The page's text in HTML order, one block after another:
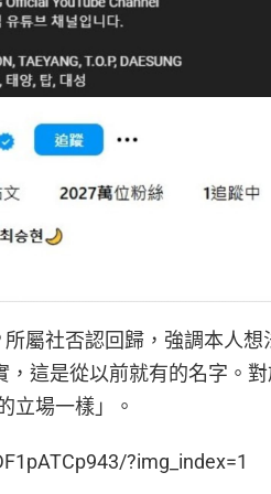
屬社否認回歸，強調本人想
，這是從以前就有的名字。對
立場一樣」。
?img_index=1